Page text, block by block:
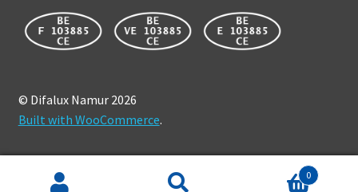
© Difalux Namur 2026
Built with WooCommerce.
0